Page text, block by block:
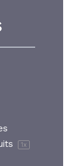
1x